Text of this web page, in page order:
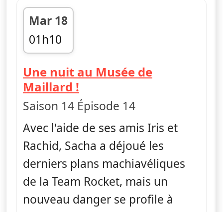
Mar 18
01h10
fin 01h30
Une nuit au Musée de
Maillard !
Saison 14 Épisode 14
Avec l'aide de ses amis Iris et
Rachid, Sacha a déjoué les
derniers plans machiavéliques
de la Team Rocket, mais un
nouveau danger se profile à